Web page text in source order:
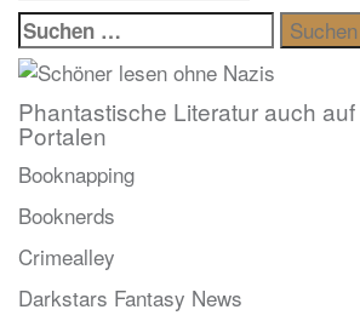
Suchen
nach:
Phantastische Literatur auch
Portalen
Booknapping
Booknerds
Crimealley
Darkstars Fantasy News